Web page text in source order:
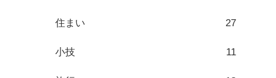
住まい 27
小技 11